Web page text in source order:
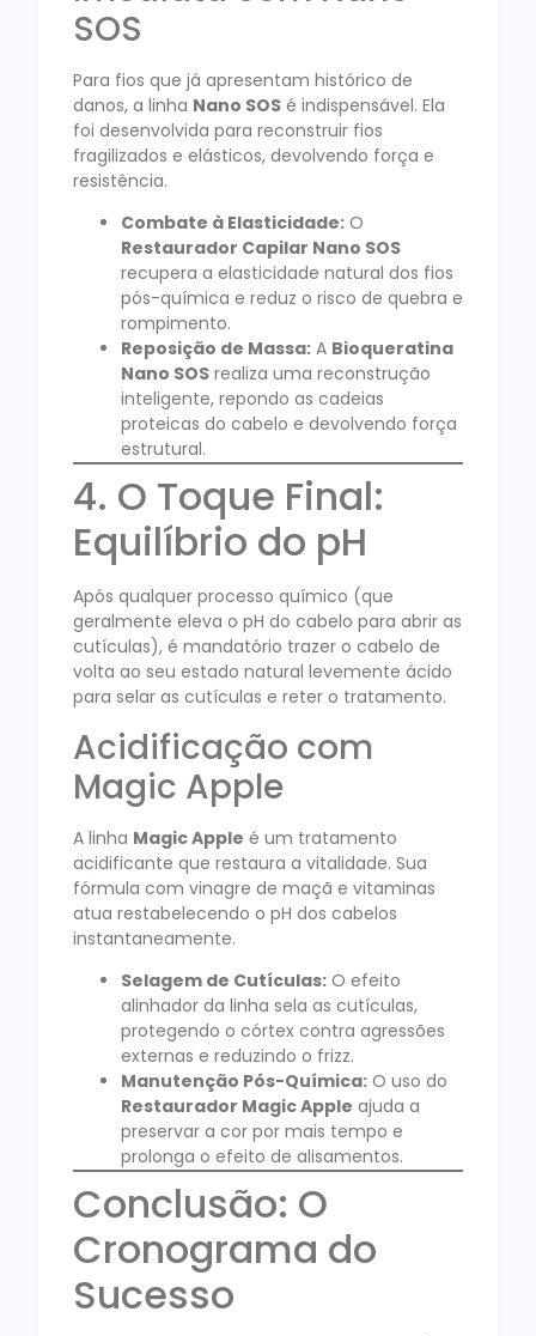
SOS
Para fios que já apresentam histórico de
danos, a linha Nano SOS é indispensável. Ela
foi desenvolvida para reconstruir fios
fragilizados e elásticos, devolvendo força e
resistência.
Combate à Elasticidade: O
Restaurador Capilar Nano SOS
recupera a elasticidade natural dos fios
pós-química e reduz o risco de quebra e
rompimento.
Reposição de Massa: A Bioqueratina
Nano SOS realiza uma reconstrução
inteligente, repondo as cadeias
proteicas do cabelo e devolvendo força
estrutural.
4. O Toque Final:
Equilíbrio do pH
Após qualquer processo químico (que
geralmente eleva o pH do cabelo para abrir as
cutículas), é mandatório trazer o cabelo de
volta ao seu estado natural levemente ácido
para selar as cutículas e reter o tratamento.
Acidificação com
Magic Apple
A linha Magic Apple é um tratamento
acidificante que restaura a vitalidade. Sua
fórmula com vinagre de maçã e vitaminas
atua restabelecendo o pH dos cabelos
instantaneamente.
Selagem de Cutículas: O efeito
alinhador da linha sela as cutículas,
protegendo o córtex contra agressões
externas e reduzindo o frizz.
Manutenção Pós-Química: O uso do
Restaurador Magic Apple ajuda a
preservar a cor por mais tempo e
prolonga o efeito de alisamentos.
Conclusão: O
Cronograma do
Sucesso